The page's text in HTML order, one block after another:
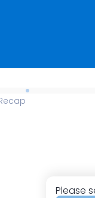
Please